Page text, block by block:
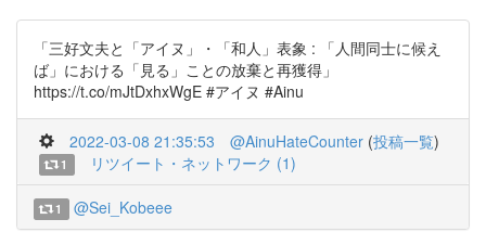
「三好文夫と「アイヌ」・「和人」表象 : 「人間同士に候え
ば」における「見る」ことの放棄と再獲得」
https://t.co/mJtDxhxWgE #アイヌ #Ainu
2022-03-08 21:35:53 @AinuHateCounter (投稿一覧)
1 リツイート・ネットワーク (1)
1 @Sei_Kobeee